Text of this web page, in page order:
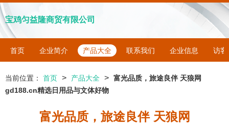
宝鸡匀益隆商贸有限公司
首页 企业简介 产品大全 联系我们 企业信息 访客
当前位置： 首页 > 产品大全 > 富光品质，旅途良伴 天狼网
gd188.cn精选日用品与文体好物
富光品质，旅途良伴 天狼网